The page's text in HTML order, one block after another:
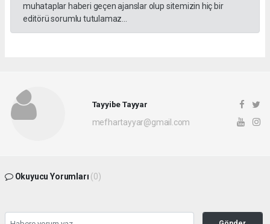
muhataplar haberi geçen ajanslar olup sitemizin hiç bir
editörü sorumlu tutulamaz...
Tayyibe Tayyar
mefhartayyar@gmail.com
Okuyucu Yorumları (0)